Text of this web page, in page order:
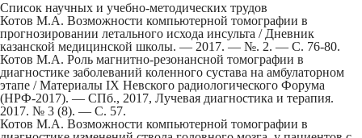
Список научных и учебно-методических трудов
Котов М.А. Возможности компьютерной томографии в
прогнозировании летального исхода инсульта / Дневник
казанской медицинской школы. — 2017. — №. 2. — С. 76-80.
Котов М.А. Роль магнитно-резонансной томографии в
диагностике заболеваний коленного сустава на амбулаторном
этапе / Материалы IX Невского радиологического Форума
(НРФ-2017). — СПб., 2017, Лучевая диагностика и терапия.
2017. № 3 (8). — С. 57.
Котов М.А. Возможности компьютерной томографии в